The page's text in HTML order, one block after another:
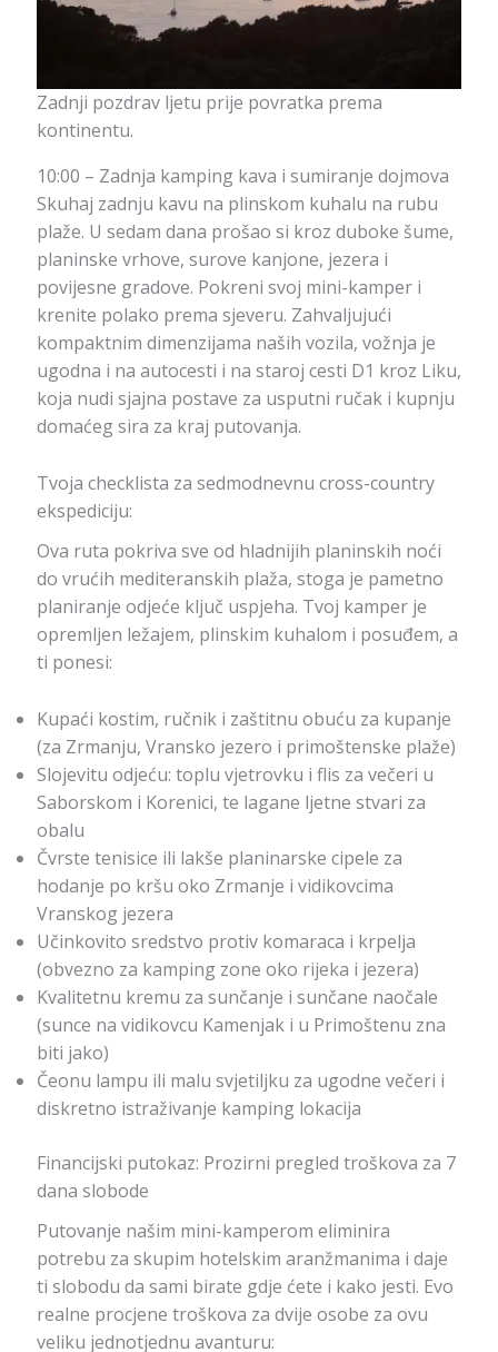
Zadnji pozdrav ljetu prije povratka prema
kontinentu.
10:00 – Zadnja kamping kava i sumiranje dojmova
Skuhaj zadnju kavu na plinskom kuhalu na rubu
plaže. U sedam dana prošao si kroz duboke šume,
planinske vrhove, surove kanjone, jezera i
povijesne gradove. Pokreni svoj mini-kamper i
krenite polako prema sjeveru. Zahvaljujući
kompaktnim dimenzijama naših vozila, vožnja je
ugodna i na autocesti i na staroj cesti D1 kroz Liku,
koja nudi sjajna postave za usputni ručak i kupnju
domaćeg sira za kraj putovanja.
Tvoja checklista za sedmodnevnu cross-country
ekspediciju:
Ova ruta pokriva sve od hladnijih planinskih noći
do vrućih mediteranskih plaža, stoga je pametno
planiranje odjeće ključ uspjeha. Tvoj kamper je
opremljen ležajem, plinskim kuhalom i posuđem, a
ti ponesi:
Kupaći kostim, ručnik i zaštitnu obuću za kupanje
(za Zrmanju, Vransko jezero i primoštenske plaže)
Slojevitu odjeću: toplu vjetrovku i flis za večeri u
Saborskom i Korenici, te lagane ljetne stvari za
obalu
Čvrste tenisice ili lakše planinarske cipele za
hodanje po kršu oko Zrmanje i vidikovcima
Vranskog jezera
Učinkovito sredstvo protiv komaraca i krpelja
(obvezno za kamping zone oko rijeka i jezera)
Kvalitetnu kremu za sunčanje i sunčane naočale
(sunce na vidikovcu Kamenjak i u Primoštenu zna
biti jako)
Čeonu lampu ili malu svjetiljku za ugodne večeri i
diskretno istraživanje kamping lokacija
Financijski putokaz: Prozirni pregled troškova za 7
dana slobode
Putovanje našim mini-kamperom eliminira
potrebu za skupim hotelskim aranžmanima i daje
ti slobodu da sami birate gdje ćete i kako jesti. Evo
realne procjene troškova za dvije osobe za ovu
veliku jednotjednu avanturu: